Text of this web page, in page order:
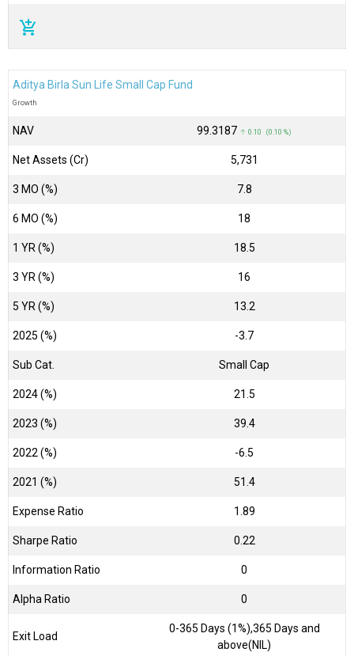
add_shopping_cart
Aditya Birla Sun Life Small Cap Fund
Growth
NAV ₹99.3187 ↑ 0.10 (0.10 %)
Net Assets (Cr) ₹5,731
3 MO (%) 7.8
6 MO (%) 18
1 YR (%) 18.5
3 YR (%) 16
5 YR (%) 13.2
2025 (%) -3.7
Sub Cat. Small Cap
2024 (%) 21.5
2023 (%) 39.4
2022 (%) -6.5
2021 (%) 51.4
Expense Ratio 1.89
Sharpe Ratio 0.22
Information Ratio 0
Alpha Ratio 0
Exit Load
0-365 Days (1%),365 Days and
above(NIL)